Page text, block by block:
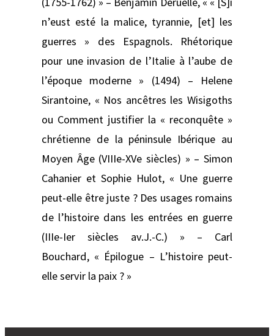
n’eust esté la malice, tyrannie, [et] les
guerres » des Espagnols. Rhétorique
pour une invasion de l’Italie à l’aube de
l’époque moderne » (1494) – Helene
Sirantoine, « Nos ancêtres les Wisigoths
ou Comment justifier la « reconquête »
chrétienne de la péninsule Ibérique au
Moyen Âge (VIIIe-XVe siècles) » – Simon
Cahanier et Sophie Hulot, « Une guerre
peut-elle être juste ? Des usages romains
de l’histoire dans les entrées en guerre
(IIIe-Ier siècles av.J.-C.) » – Carl
Bouchard, « Épilogue – L’histoire peut-
elle servir la paix ? »